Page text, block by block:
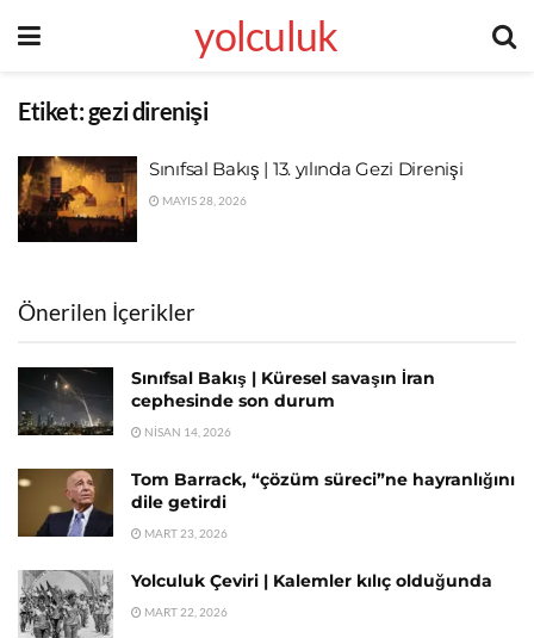
yolculuk
Etiket:gezi direnişi
Sınıfsal Bakış | 13. yılında Gezi Direnişi
MAYIS 28, 2026
Önerilen İçerikler
Sınıfsal Bakış | Küresel savaşın İran
cephesinde son durum
NISAN 14, 2026
Tom Barrack, “çözüm süreci”ne hayranlığını
dile getirdi
MART 23, 2026
Yolculuk Çeviri | Kalemler kılıç olduğunda
MART 22, 2026